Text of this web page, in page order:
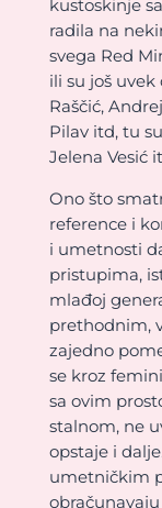
kustoskinje
radila na
svega Red
ili su još uvek
Raščić,
Pilav itd, tu
Jelena Vesić
Ono što
reference i
i umetnosti
pristupima,
mlađoj
prethodnim,
zajedno
se kroz
sa ovim
stalnom, ne
opstaje i
umetničkim